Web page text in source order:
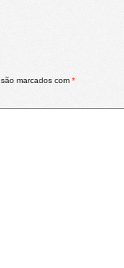
marcados com *